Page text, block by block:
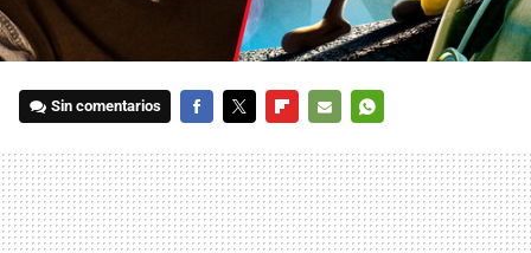
Sin comentarios
MAIL